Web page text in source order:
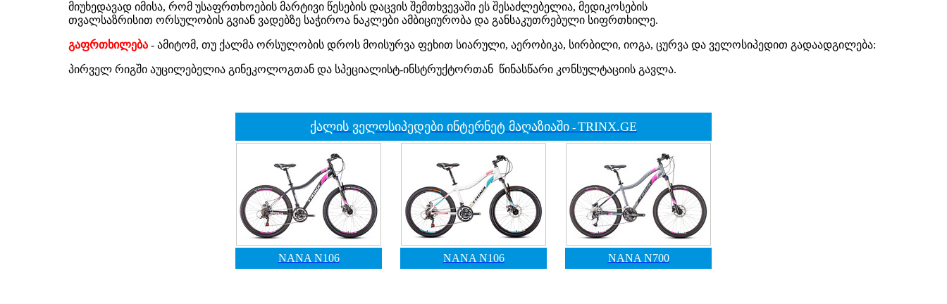
მიუხედავად იმისა, რომ უსაფრთხოების მარტივი წესების დაცვის შემთხვევაში ეს შესაძლებელია, მედიკოსების
თვალსაზრისით ორსულობის გვიან ვადებზე საჭიროა ნაკლები ამბიციურობა და განსაკუთრებული სიფრთხილე.
გაფრთხილება - ამიტომ, თუ ქალმა ორსულობის დროს მოისურვა ფეხით სიარული, აერობიკა, სირბილი, იოგა, ცურვა და ველოსიპედით გადაადგილება:
პირველ რიგში აუცილებელია გინეკოლოგთან და სპეციალისტ-ინსტრუქტორთან წინასწარი კონსულტაციის გავლა.
ქალის ველოსიპედები ინტერნეტ მაღაზიაში -TRINX.GE
NANA N106 NANA N106 NANA N700